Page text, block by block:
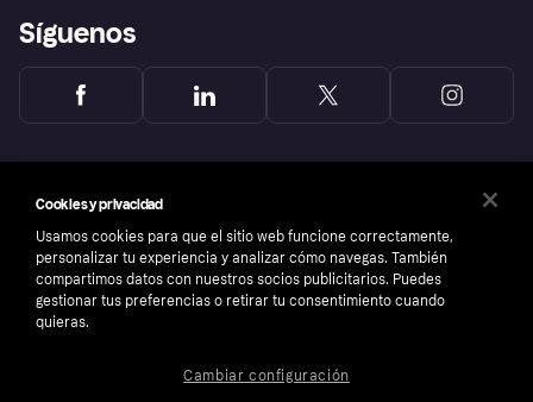
Síguenos
Cookies y privacidad
Usamos cookies para que el sitio web funcione correctamente,
personalizar tu experiencia y analizar cómo navegas. También
compartimos datos con nuestros socios publicitarios. Puedes
gestionar tus preferencias o retirar tu consentimiento cuando
quieras.
Cambiar configuración